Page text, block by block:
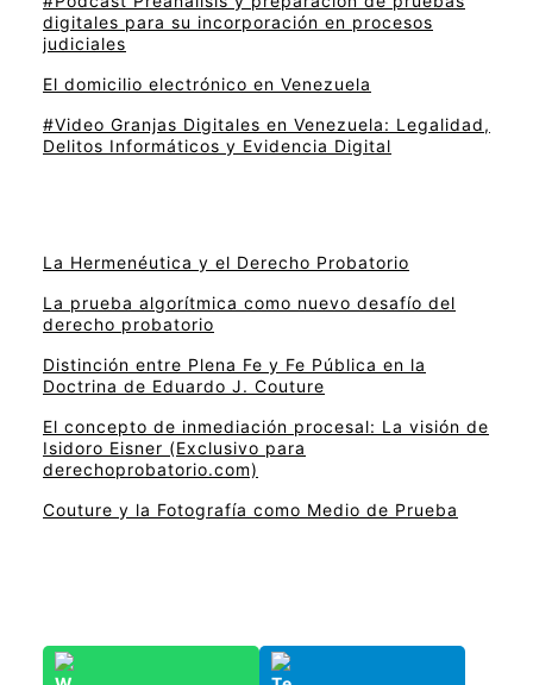
digitales para su incorporación en procesos
judiciales
El domicilio electrónico en Venezuela
#Video Granjas Digitales en Venezuela: Legalidad,
Delitos Informáticos y Evidencia Digital
La Hermenéutica y el Derecho Probatorio
La prueba algorítmica como nuevo desafío del
derecho probatorio
Distinción entre Plena Fe y Fe Pública en la
Doctrina de Eduardo J. Couture
El concepto de inmediación procesal: La visión de
Isidoro Eisner (Exclusivo para
derechoprobatorio.com)
Couture y la Fotografía como Medio de Prueba